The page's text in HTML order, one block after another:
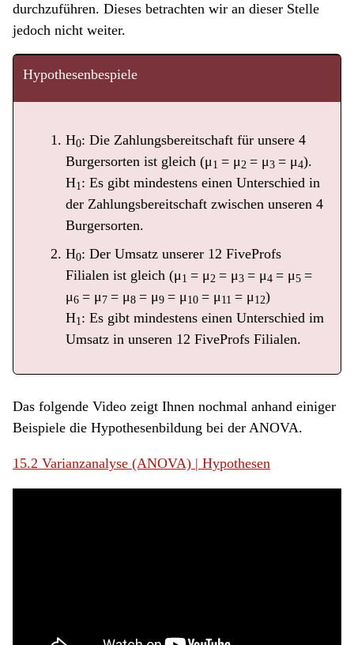
durchzuführen. Dieses betrachten wir an dieser Stelle
jedoch nicht weiter.
Hypothesenbespiele
H0: Die Zahlungsbereitschaft für unsere 4
Burgersorten ist gleich (μ1 = μ2 = μ3 = μ4).
H1: Es gibt mindestens einen Unterschied in
der Zahlungsbereitschaft zwischen unseren 4
Burgersorten.
H0: Der Umsatz unserer 12 FiveProfs
Filialen ist gleich (μ1 = μ2 = μ3 = μ4 = μ5 =
μ6 = μ7 = μ8 = μ9 = μ10 = μ11 = μ12)
H1: Es gibt mindestens einen Unterschied im
Umsatz in unseren 12 FiveProfs Filialen.
Das folgende Video zeigt Ihnen nochmal anhand einiger
Beispiele die Hypothesenbildung bei der ANOVA.
15.2 Varianzanalyse (ANOVA) | Hypothesen